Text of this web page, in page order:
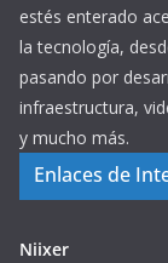
estés enterado
la tecnología,
pasando por
infraestructura,
y mucho más.
Enlaces de
Niixer